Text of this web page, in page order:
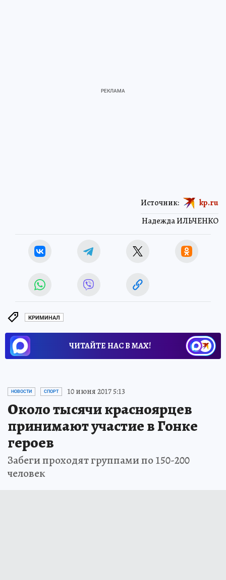
Надежда ИЛЬЧЕНКО
Источник: kp.ru
КРИМИНАЛ
ЧИТАЙТЕ НАС В МАХ!
НОВОСТИ СПОРТ 10 июня 2017 5:13
Около тысячи красноярцев
принимают участие в Гонке
героев
Забеги проходят группами по 150-200
человек